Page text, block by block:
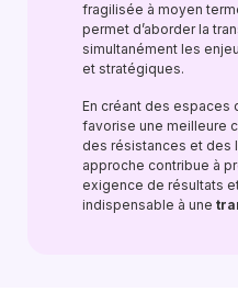
fragilisée à moyen
permet d’aborder la
simultanément les
et stratégiques.
En créant des espaces
favorise une meilleure
des résistances et des
approche contribue à
exigence de résultats
indispensable à une